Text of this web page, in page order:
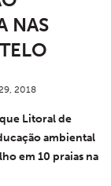
NAS
2018
Litoral de
ambiental
em 10 praias na